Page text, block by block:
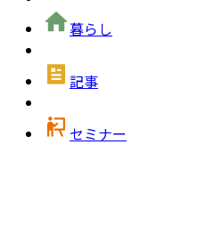
暮らし
記事
セミナー